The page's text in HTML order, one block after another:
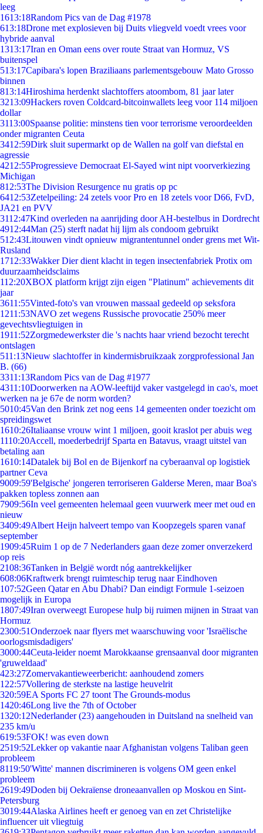
leeg
1613:18Random Pics van de Dag #1978
613:18Drone met explosieven bij Duits vliegveld voedt vrees voor
hybride aanval
1313:17Iran en Oman eens over route Straat van Hormuz, VS
buitenspel
513:17Capibara's lopen Braziliaans parlementsgebouw Mato Grosso
binnen
813:14Hiroshima herdenkt slachtoffers atoombom, 81 jaar later
3213:09Hackers roven Coldcard-bitcoinwallets leeg voor 114 miljoen
dollar
3113:00Spaanse politie: minstens tien voor terrorisme veroordeelden
onder migranten Ceuta
3412:59Dirk sluit supermarkt op de Wallen na golf van diefstal en
agressie
4212:55Progressieve Democraat El-Sayed wint nipt voorverkiezing
Michigan
812:53The Division Resurgence nu gratis op pc
6412:53Zetelpeiling: 24 zetels voor Pro en 18 zetels voor D66, FvD,
JA21 en PVV
3112:47Kind overleden na aanrijding door AH-bestelbus in Dordrecht
4912:44Man (25) sterft nadat hij lijm als condoom gebruikt
512:43Litouwen vindt opnieuw migrantentunnel onder grens met Wit-
Rusland
1712:33Wakker Dier dient klacht in tegen insectenfabriek Protix om
duurzaamheidsclaims
112:20XBOX platform krijgt zijn eigen "Platinum" achievements dit
jaar
3611:55Vinted-foto's van vrouwen massaal gedeeld op seksfora
1211:53NAVO zet wegens Russische provocatie 250% meer
gevechtsvliegtuigen in
1911:52Zorgmedewerkster die 's nachts haar vriend bezocht terecht
ontslagen
511:13Nieuw slachtoffer in kindermisbruikzaak zorgprofessional Jan
B. (66)
3311:13Random Pics van de Dag #1977
4311:10Doorwerken na AOW-leeftijd vaker vastgelegd in cao's, moet
werken na je 67e de norm worden?
5010:45Van den Brink zet nog eens 14 gemeenten onder toezicht om
spreidingswet
1610:26Italiaanse vrouw wint 1 miljoen, gooit kraslot per abuis weg
1110:20Accell, moederbedrijf Sparta en Batavus, vraagt uitstel van
betaling aan
1610:14Datalek bij Bol en de Bijenkorf na cyberaanval op logistiek
partner Ceva
9009:59'Belgische' jongeren terroriseren Galderse Meren, maar Boa's
pakken topless zonnen aan
7909:56In veel gemeenten helemaal geen vuurwerk meer met oud en
nieuw
3409:49Albert Heijn halveert tempo van Koopzegels sparen vanaf
september
1909:45Ruim 1 op de 7 Nederlanders gaan deze zomer onverzekerd
op reis
2108:36Tanken in België wordt nóg aantrekkelijker
608:06Kraftwerk brengt ruimteschip terug naar Eindhoven
107:52Geen Qatar en Abu Dhabi? Dan eindigt Formule 1-seizoen
mogelijk in Europa
1807:49Iran overweegt Europese hulp bij ruimen mijnen in Straat van
Hormuz
2300:51Onderzoek naar flyers met waarschuwing voor 'Israëlische
oorlogsmisdadigers'
3000:44Ceuta-leider noemt Marokkaanse grensaanval door migranten
'gruweldaad'
423:27Zomervakantieweerbericht: aanhoudend zomers
1 22:57Vollering de sterkste na lastige heuvelrit
320:59EA Sports FC 27 toont The Grounds-modus
1420:46Long live the 7th of October
1320:12Nederlander (23) aangehouden in Duitsland na snelheid van
235 km/u
619:53FOK! was even down
2519:52Lekker op vakantie naar Afghanistan volgens Taliban geen
probleem
8119:50'Witte' mannen discrimineren is volgens OM geen enkel
probleem
2619:49Doden bij Oekraïense droneaanvallen op Moskou en Sint-
Petersburg
3019:44Alaska Airlines heeft er genoeg van en zet Christelijke
influencer uit vliegtuig